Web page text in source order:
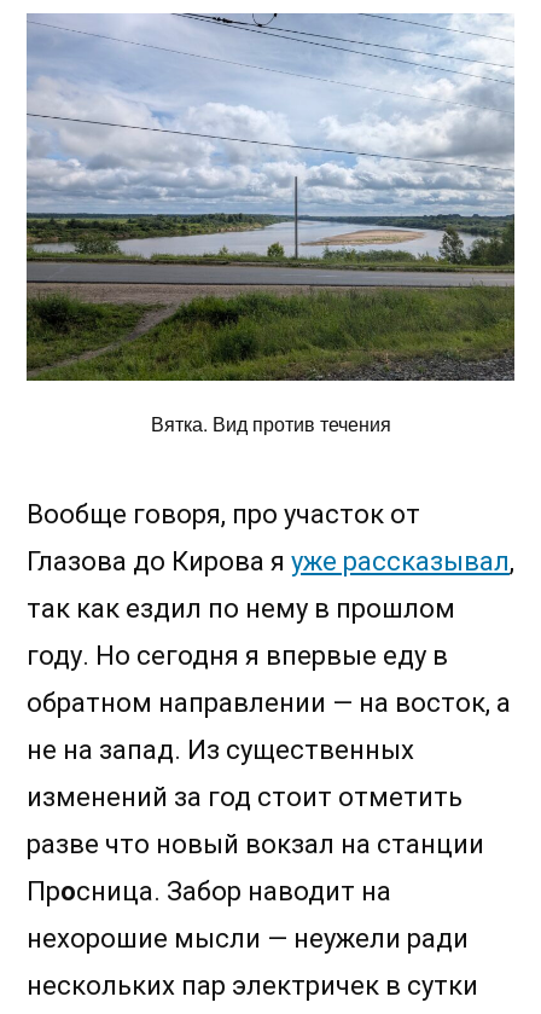
Вятка. Вид против течения
Вообще говоря, про участок от
Глазова до Кирова я уже рассказывал,
так как ездил по нему в прошлом
году. Но сегодня я впервые еду в
обратном направлении — на восток, а
не на запад. Из существенных
изменений за год стоит отметить
разве что новый вокзал на станции
Просница. Забор наводит на
нехорошие мысли — неужели ради
нескольких пар электричек в сутки